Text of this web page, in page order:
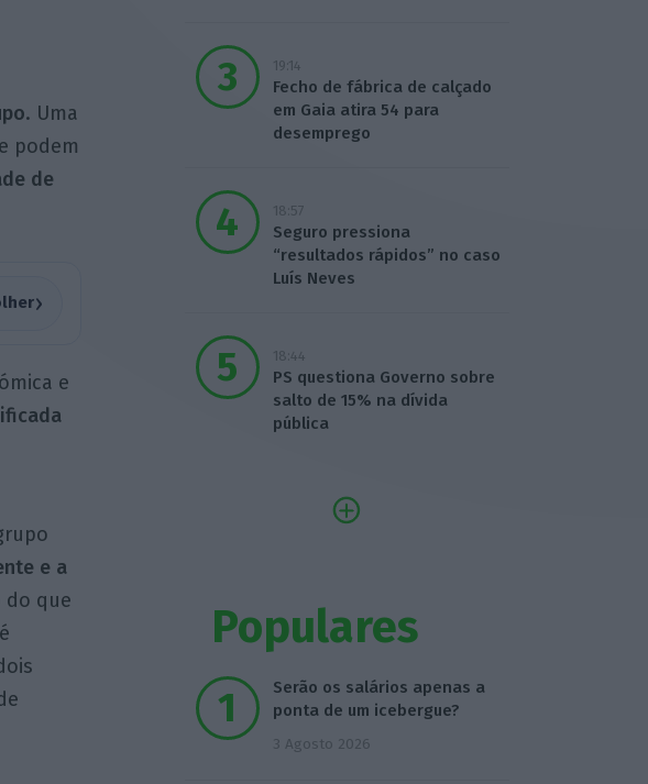
. Uma
podem
de
›
e
e a
do que
19:14
Fecho de fábrica de calçado
em Gaia atira 54 para
desemprego
18:57
Seguro pressiona
“resultados rápidos” no caso
Luís Neves
18:44
PS questiona Governo sobre
salto de 15% na dívida
pública
Populares
Serão os salários apenas a
ponta de um icebergue?
3 Agosto 2026